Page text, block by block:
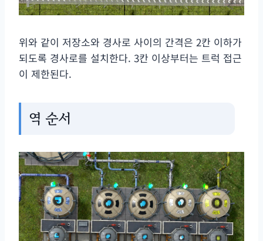
위와 같이 저장소와 경사로 사이의 간격은 2칸 이하가
되도록 경사로를 설치한다. 3칸 이상부터는 트럭 접근
이 제한된다.
역 순서